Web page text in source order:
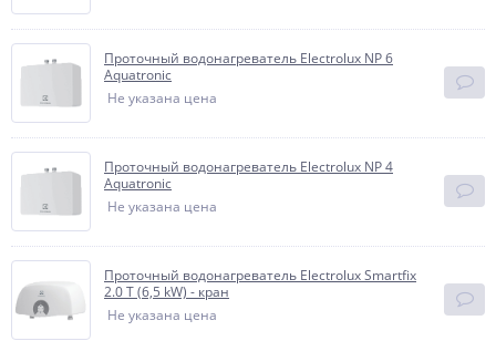
Проточный водонагреватель Electrolux NP 6
Aquatronic
Не указана цена
Проточный водонагреватель Electrolux NP 4
Aquatronic
Не указана цена
Проточный водонагреватель Electrolux Smartfix
2.0 T (6,5 kW) - кран
Не указана цена